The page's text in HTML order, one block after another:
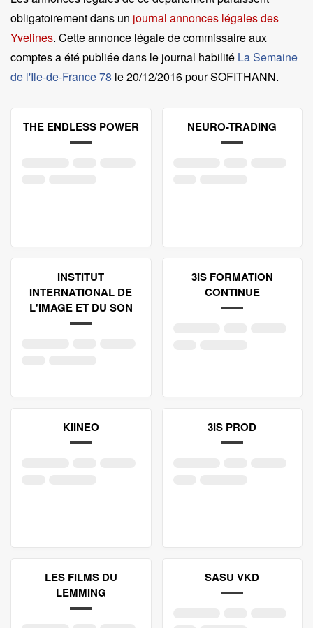
obligatoirement dans un journal annonces légales des
Yvelines. Cette annonce légale de commissaire aux
comptes a été publiée dans le journal habilité La Semaine
de l'Ile-de-France 78 le20/12/2016 pour SOFITHANN.
THE ENDLESS POWER NEURO-TRADING
INSTITUT
INTERNATIONAL DE
L'IMAGE ET DU SON
3IS FORMATION
CONTINUE
KIINEO 3IS PROD
LES FILMS DU
LEMMING
SASU VKD